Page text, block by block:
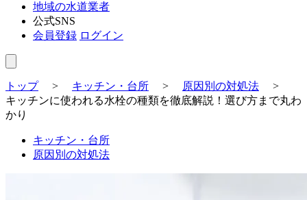
地域の水道業者
公式SNS
会員登録 ログイン
トップ> キッチン・台所 > 原因別の対処法 >
キッチンに使われる水栓の種類を徹底解説！選び方まで丸わ
かり
キッチン・台所
原因別の対処法